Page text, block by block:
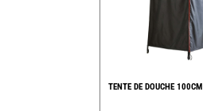
TENTE DE DOUCHE 100CM